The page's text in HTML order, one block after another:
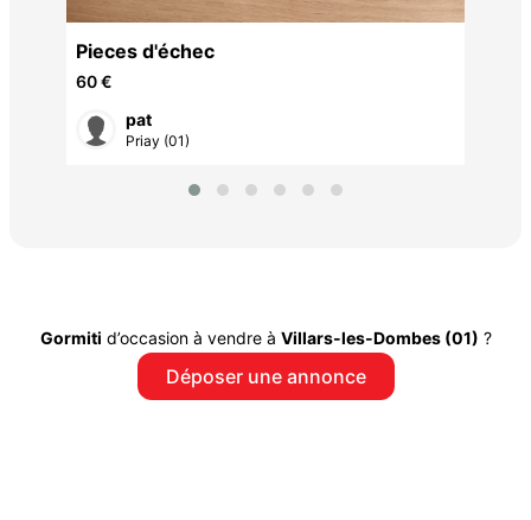
Pieces d'échec
60 €
pat
Priay (01)
Gormiti d’occasion à vendre à Villars-les-Dombes (01) ?
Déposer une annonce